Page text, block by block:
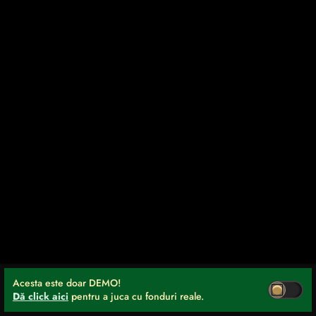
Acesta este doar DEMO!
Dă click aici pentru a juca cu fonduri reale.